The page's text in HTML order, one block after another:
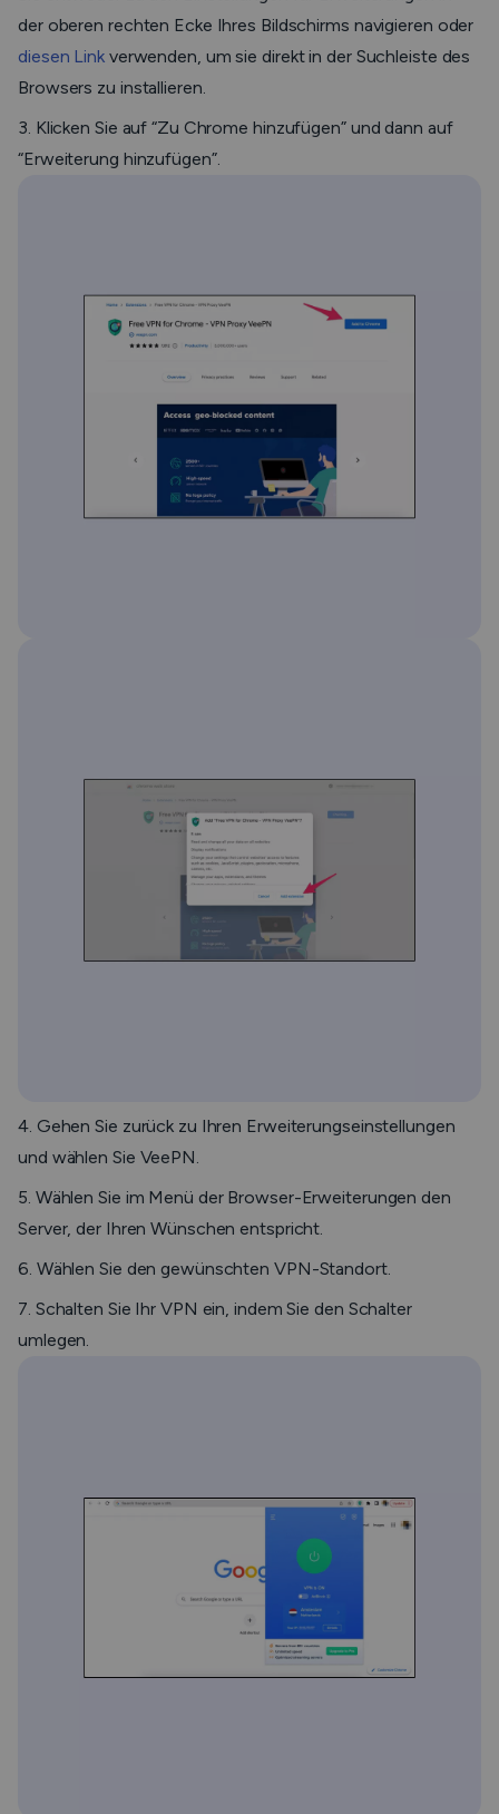
der oberen rechten Ecke Ihres Bildschirms navigieren oder
diesen Linkverwenden, um sie direkt in der Suchleiste des
Browsers zu installieren.
3. Klicken Sie auf “Zu Chrome hinzufügen” und dann auf
“Erweiterung hinzufügen”.
4. Gehen Sie zurück zu Ihren Erweiterungseinstellungen
und wählen Sie VeePN.
5. Wählen Sie im Menü der Browser-Erweiterungen den
Server, der Ihren Wünschen entspricht.
6. Wählen Sie den gewünschten VPN-Standort.
7. Schalten Sie Ihr VPN ein, indem Sie den Schalter
umlegen.